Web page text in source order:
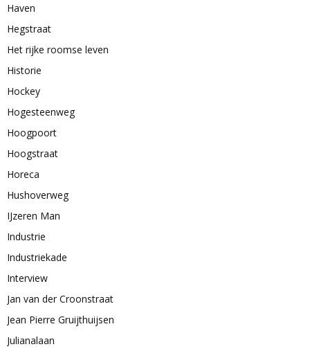
Haven
Hegstraat
Het rijke roomse leven
Historie
Hockey
Hogesteenweg
Hoogpoort
Hoogstraat
Horeca
Hushoverweg
IJzeren Man
Industrie
Industriekade
Interview
Jan van der Croonstraat
Jean Pierre Gruijthuijsen
Julianalaan